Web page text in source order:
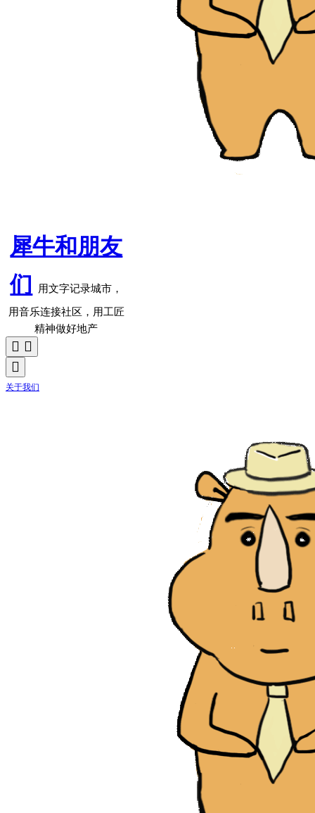
犀牛和朋友
们 用文字记录城市，
用音乐连接社区，用工匠
精神做好地产
关于我们